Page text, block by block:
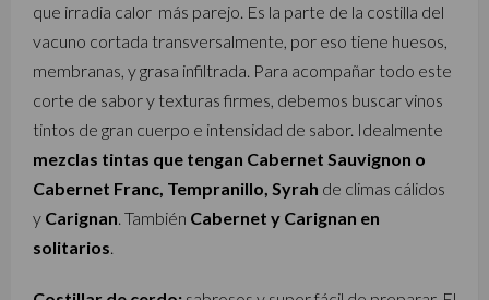
que irradia calor más parejo. Es la parte de la costilla del
vacuno cortada transversalmente, por eso tiene huesos,
membranas, y grasa infiltrada. Para acompañar todo este
corte de sabor y texturas firmes, debemos buscar vinos
tintos de gran cuerpo e intensidad de sabor. Idealmente
mezclas tintas que tengan Cabernet Sauvignon o
Cabernet Franc, Tempranillo, Syrah de climas cálidos
y Carignan. También Cabernet y Carignan en
solitarios.